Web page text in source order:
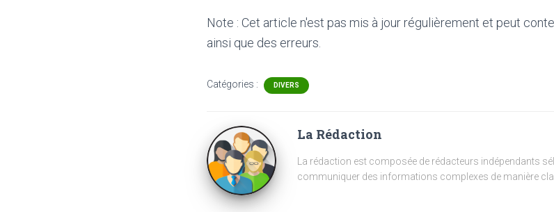
Note : Cet article n'est pas mis à jour régulièrement et peut
ainsi que des erreurs.
Catégories : DIVERS
La Rédaction
La rédaction est composée de rédacteurs indépendants
communiquer des informations complexes de manière